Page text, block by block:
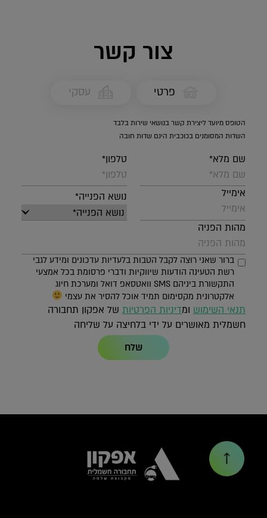
צור קשר
פרטי עסקי
הטופס מיועד ליצירת קשר בנושאי שירות בלבד
השדות המסומנים בכוכבית הינם שדות חובה
שם מלא* טלפון*
אימייל נושא הפנייה*
מהות הפניה
ברור שאני רוצה לקבל הטבות בלעדיות עדכונים ומידע לגבי
רשת הטעינה הודעות שיווקיות ודברי פרסומת בכל אמצעי
התקשורת ביניהם SMS וואטסאפ דואל ומערכת חיוג
אלקטרונית מקסימום תמיד אוכל להסיר את עצמי
תנאי השימוש ומדיניות הפרטיותשל אפקון תחבורה
חשמלית מאושרים על ידי בלחיצה על שליחה
שלח